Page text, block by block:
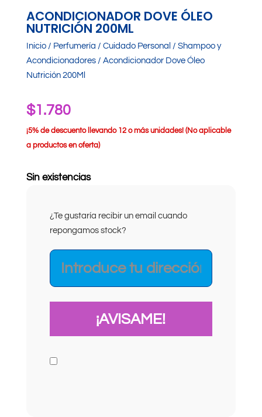
ACONDICIONADOR DOVE ÓLEO
NUTRICIÓN 200ML
Inicio/ Perfumería / Cuidado Personal / Shampoo y
Acondicionadores/ Acondicionador Dove Óleo
Nutrición 200Ml
$1.780
¡5% de descuento llevando 12 o más unidades! (No aplicable
a productos en oferta)
Sin existencias
¿Te gustaría recibir un email cuando
repongamos stock?